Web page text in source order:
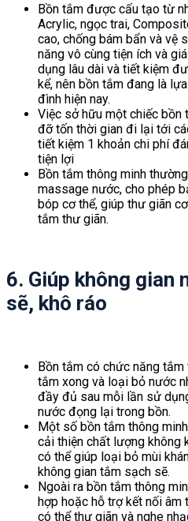
Bồn tắm được cấu tạo từ
Acrylic, ngọc trai,
cao, chống bám bẩn và vệ
năng vô cùng tiện ích và
dụng lâu dài và tiết kiệm
kể, nên bồn tắm đang là
đình hiện nay.
Việc sở hữu một chiếc bồn
đỡ tốn thời gian đi lại tới
tiết kiệm 1 khoản chi phí
tiện lợi
Bồn tắm thông minh
massage nước, cho phép
bóp cơ thể, giúp thư giãn
tắm thư giãn.
6. Giúp không gian
sẽ, khô ráo
Bồn tắm có chức năng
tắm xong và loại bỏ nước
đầy đủ sau mỗi lần sử
nước đọng lại trong bồn.
Một số bồn tắm thông
cải thiện chất lượng không
có thể giúp loại bỏ mùi
không gian tắm sạch sẽ.
Ngoài ra bồn tắm thông
hợp hoặc hỗ trợ kết nối âm
có thể thư giãn và nghe